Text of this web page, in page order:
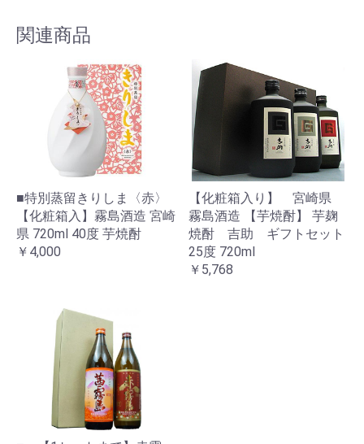
関連商品
■特別蒸留きりしま〈赤〉
【化粧箱入】霧島酒造 宮崎
県 720ml 40度 芋焼酎
￥4,000
【化粧箱入り】 宮崎県
霧島酒造 【芋焼酎】 芋麹
焼酎 吉助 ギフトセット
25度 720ml
￥5,768